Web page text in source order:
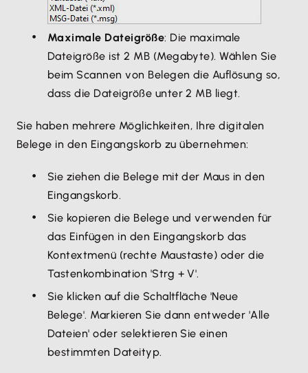
Maximale Dateigröße: Die maximale
Dateigröße ist 2 MB (Megabyte). Wählen Sie
beim Scannen von Belegen die Auflösung so,
dass die Dateigröße unter 2 MB liegt.
Sie haben mehrere Möglichkeiten, Ihre digitalen
Belege in den Eingangskorb zu übernehmen:
Sie ziehen die Belege mit der Maus in den
Eingangskorb.
Sie kopieren die Belege und verwenden für
das Einfügen in den Eingangskorb das
Kontextmenü (rechte Maustaste) oder die
Tastenkombination 'Strg + V'.
Sie klicken auf die Schaltfläche 'Neue
Belege'. Markieren Sie dann entweder 'Alle
Dateien' oder selektieren Sie einen
bestimmten Dateityp.